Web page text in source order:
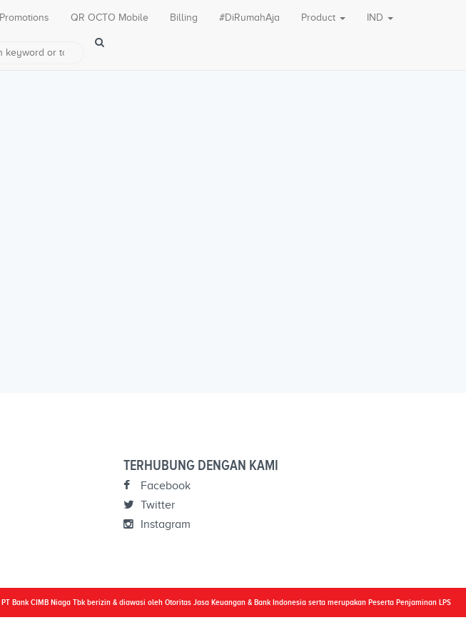
Promotions QR OCTO Mobile Billing #DiRumahAja Product IND
TERHUBUNG DENGAN KAMI
Facebook
Twitter
Instagram
PT Bank CIMB Niaga Tbk berizin & diawasi oleh Otoritas Jasa Keuangan & Bank Indonesia serta merupakan Peserta Penjaminan LPS